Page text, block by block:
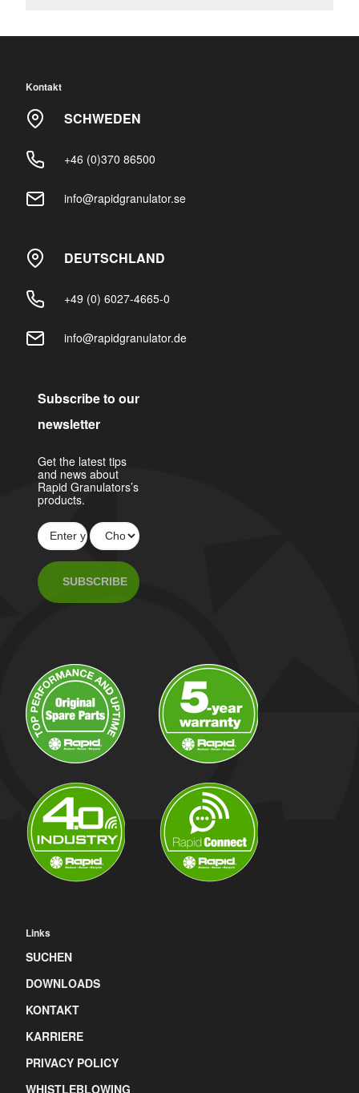
Kontakt
SCHWEDEN
+46 (0)370 86500
info@rapidgranulator.se
DEUTSCHLAND
+49 (0) 6027-4665-0
info@rapidgranulator.de
Subscribe to our
newsletter
Get the latest tips
and news about
Rapid Granulators’s
products.
Links
SUCHEN
DOWNLOADS
KONTAKT
KARRIERE
PRIVACY POLICY
WHISTLEBLOWING